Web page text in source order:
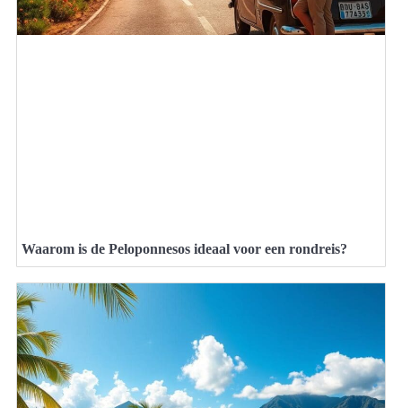
Waarom is de Peloponnesos ideaal voor een rondreis?